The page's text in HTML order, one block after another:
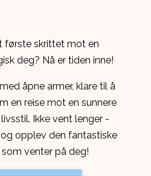
første skrittet mot en
deg? Nå er tiden inne!
åpne armer, klare til å
en reise mot en sunnere
Ikke vent lenger -
opplev den fantastiske
venter på deg!